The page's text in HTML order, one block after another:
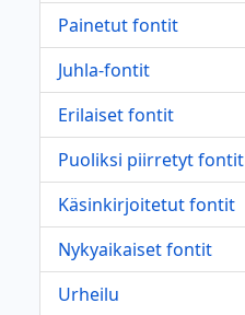
Painetut fontit
Juhla-fontit
Erilaiset fontit
Puoliksi piirretyt fontit
Käsinkirjoitetut fontit
Nykyaikaiset fontit
Urheilu